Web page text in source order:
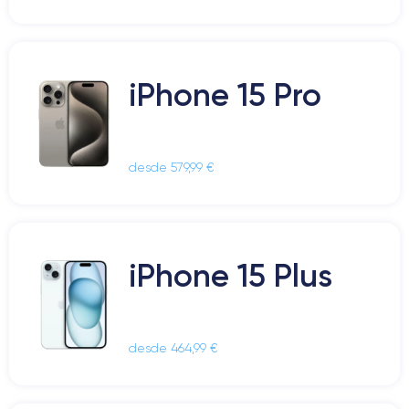
iPhone 15 Pro
desde 579,99 €
iPhone 15 Plus
desde 464,99 €